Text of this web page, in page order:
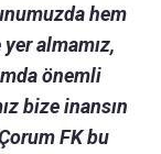
hem
almamız,
önemli
bize inansın
FK bu